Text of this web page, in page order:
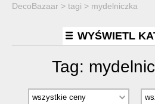
DecoBazaar > tagi > mydelniczka
WYŚWIETL
Tag: